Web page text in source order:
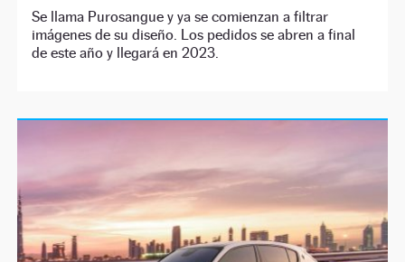
Se llama Purosangue y ya se comienzan a filtrar
imágenes de su diseño. Los pedidos se abren a final
de este año y llegará en 2023.